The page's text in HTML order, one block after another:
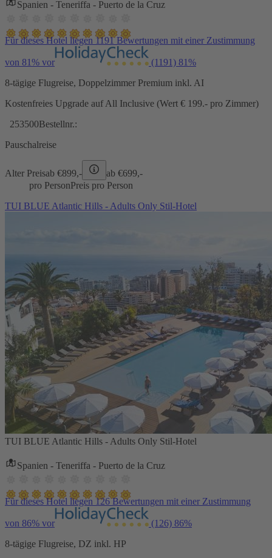
Spanien - Teneriffa - Puerto de la Cruz
Für dieses Hotel liegen 1191 Bewertungen mit einer Zustimmung
von 81% vor (1191) 81%
8-tägige Flugreise, Doppelzimmer Premium inkl. AI
Kostenfreies Upgrade auf All Inclusive (Wert € 199.- pro Zimmer)
253500Bestellnr.:
Pauschalreise
Alter Preisab €899,- ab €699,-
pro PersonPreis pro Person
TUI BLUE Atlantic Hills - Adults Only Stil-Hotel
TUI BLUE Atlantic Hills - Adults Only Stil-Hotel
Spanien - Teneriffa - Puerto de la Cruz
Für dieses Hotel liegen 126 Bewertungen mit einer Zustimmung
von 86% vor (126) 86%
8-tägige Flugreise, DZ inkl. HP